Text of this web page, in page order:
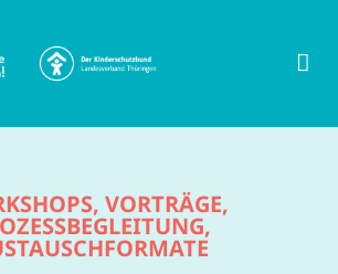
VORTRÄGE,